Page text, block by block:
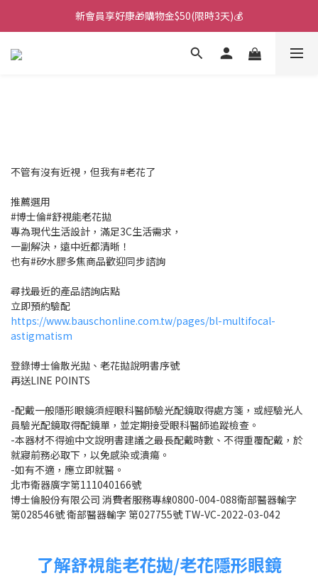
🌙韓國直送！遊樂園月拋新上市！🌙
新會員享好康🎁購物金$50(限時3天)💰
🌙韓國直送！遊樂園月拋新上市！🌙
不管有沒有近視，但我有#老花了
推薦選用
#博士倫#舒視能老花拋
專為現代生活設計，滿足3C生活需求，
一副解決，遠中近都清晰！
也有#矽水膠多焦商品歡迎同步諮詢
尋找最近的產品諮詢店點
立即預約驗配
https://www.bauschonline.com.tw/pages/bl-multifocal-
astigmatism
登錄博士倫散光拋、老花拋說明書序號
再送LINE POINTS
-配戴一般隱形眼鏡須經眼科醫師驗光配鏡取得處方箋，或經驗光人
員驗光配鏡取得配鏡單，並定期接受眼科醫師追蹤檢查。
-本器材不得逾中文說明書建議之最長配戴時數、不得重覆配戴，於
就寢前務必取下，以免感染或潰瘍。
-如有不適，應立即就醫。
北市衛器廣字第111040166號
博士倫股份有限公司 消費者服務專線0800-004-088衛部醫器輸字
第028546號 衛部醫器輸字 第027755號 TW-VC-2022-03-042
了解舒視能老花拋/老花隱形眼鏡